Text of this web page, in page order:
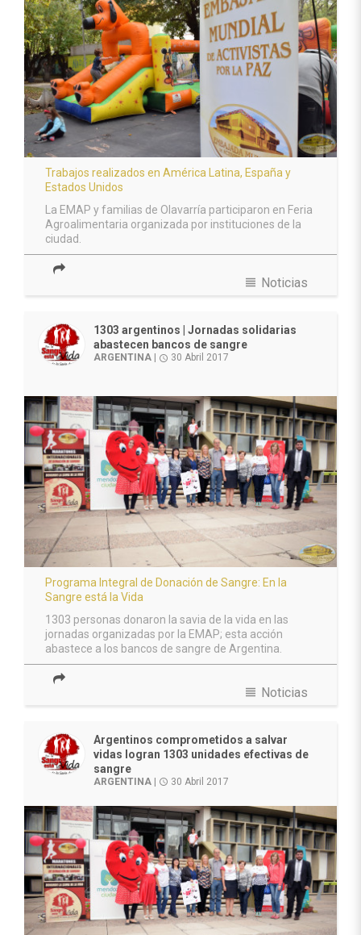
Trabajos realizados en América Latina, España y
Estados Unidos
La EMAP y familias de Olavarría participaron en Feria
Agroalimentaria organizada por instituciones de la
ciudad.
view_headline Noticias
1303 argentinos | Jornadas solidarias
abastecen bancos de sangre
ARGENTINA access_time 30 Abril 2017
Programa Integral de Donación de Sangre: En la
Sangre está la Vida
1303 personas donaron la savia de la vida en las
jornadas organizadas por la EMAP; esta acción
abastece a los bancos de sangre de Argentina.
view_headline Noticias
Argentinos comprometidos a salvar
vidas logran 1303 unidades efectivas de
sangre
ARGENTINA access_time 30 Abril 2017